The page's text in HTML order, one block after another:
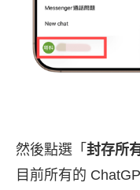
然後點選「 封存所
目前所有的